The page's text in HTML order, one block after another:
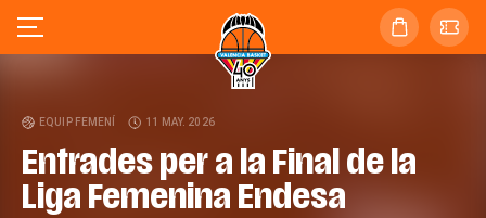
EQUIP FEMENÍ 11 MAY. 2026
Entrades per a la Final de la
Liga Femenina Endesa